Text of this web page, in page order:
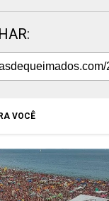
VOCÊ